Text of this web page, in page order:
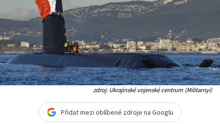
zdroj: Ukrajinské vojenské centrum (Militarnyi)
Přidat mezi oblíbené zdroje na Googlu